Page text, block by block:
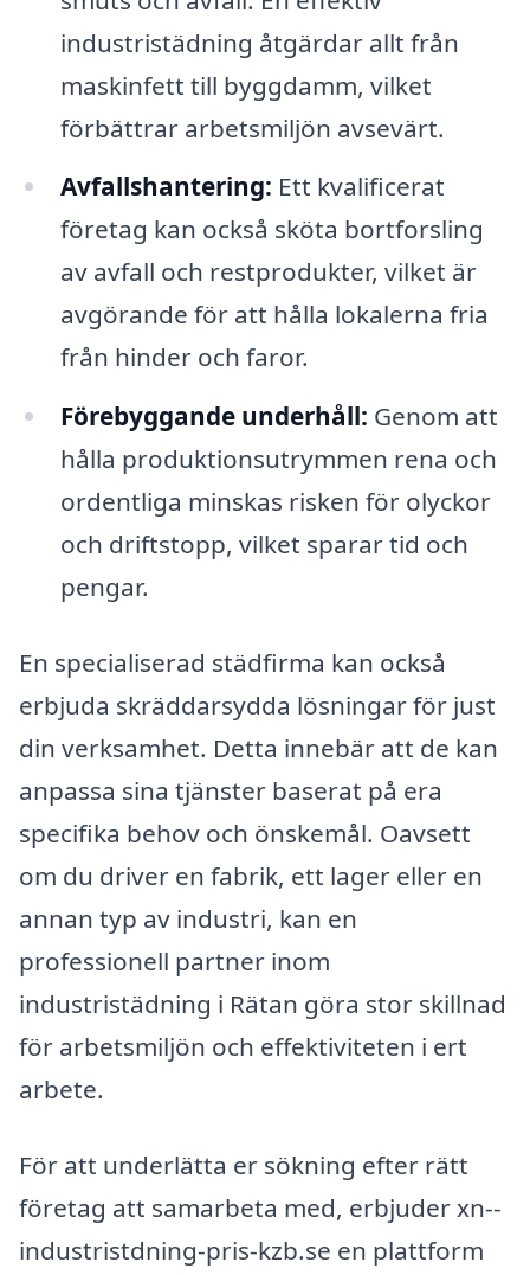
industristädning åtgärdar allt från
maskinfett till byggdamm, vilket
förbättrar arbetsmiljön avsevärt.
Avfallshantering: Ett kvalificerat
företag kan också sköta bortforsling
av avfall och restprodukter, vilket är
avgörande för att hålla lokalerna fria
från hinder och faror.
Förebyggande underhåll: Genom att
hålla produktionsutrymmen rena och
ordentliga minskas risken för olyckor
och driftstopp, vilket sparar tid och
pengar.
En specialiserad städfirma kan också
erbjuda skräddarsydda lösningar för just
din verksamhet. Detta innebär att de kan
anpassa sina tjänster baserat på era
specifika behov och önskemål. Oavsett
om du driver en fabrik, ett lager eller en
annan typ av industri, kan en
professionell partner inom
industristädning i Rätan göra stor skillnad
för arbetsmiljön och effektiviteten i ert
arbete.
För att underlätta er sökning efter rätt
företag att samarbeta med, erbjuder xn--
industristdning-pris-kzb.se en plattform